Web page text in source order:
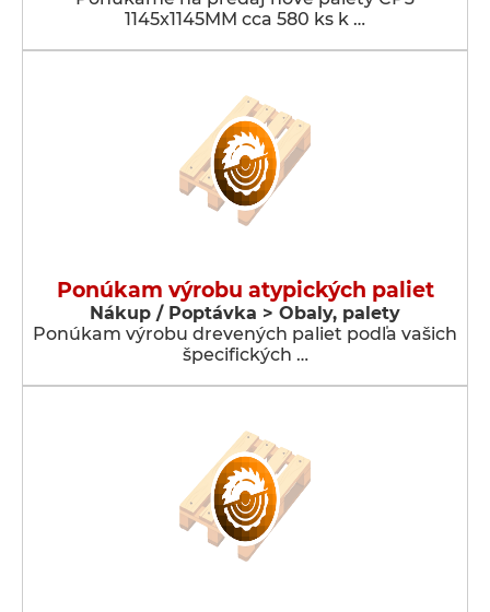
1145x1145MM cca 580 ks k …
Ponúkam výrobu atypických paliet
Nákup / Poptávka > Obaly, palety
Ponúkam výrobu drevených paliet podľa vašich
špecifických …